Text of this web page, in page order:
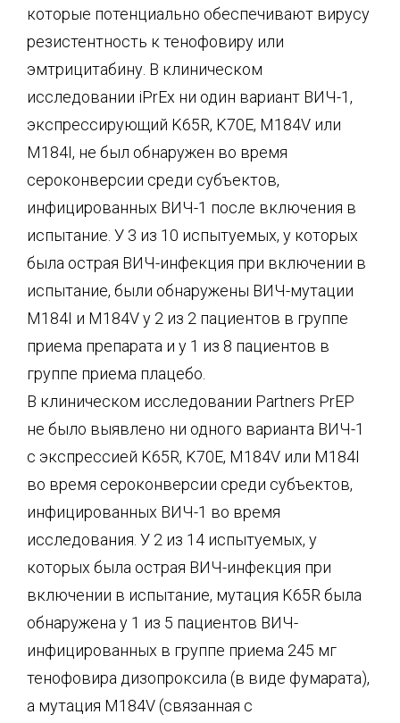
которые потенциально обеспечивают вирусу
резистентность к тенофовиру или
эмтрицитабину. В клиническом
исследовании iPrEx ни один вариант ВИЧ-1,
экспрессирующий K65R, K70E, M184V или
M184I, не был обнаружен во время
сероконверсии среди субъектов,
инфицированных ВИЧ-1 после включения в
испытание. У 3 из 10 испытуемых, у которых
была острая ВИЧ-инфекция при включении в
испытание, были обнаружены ВИЧ-мутации
M184I и M184V у 2 из 2 пациентов в группе
приема препарата и у 1 из 8 пациентов в
группе приема плацебо.
В клиническом исследовании Partners PrEP
не было выявлено ни одного варианта ВИЧ-1
с экспрессией K65R, K70E, M184V или M184I
во время сероконверсии среди субъектов,
инфицированных ВИЧ-1 во время
исследования. У 2 из 14 испытуемых, у
которых была острая ВИЧ-инфекция при
включении в испытание, мутация K65R была
обнаружена у 1 из 5 пациентов ВИЧ-
инфицированных в группе приема 245 мг
тенофовира дизопроксила (в виде фумарата),
а мутация M184V (связанная с